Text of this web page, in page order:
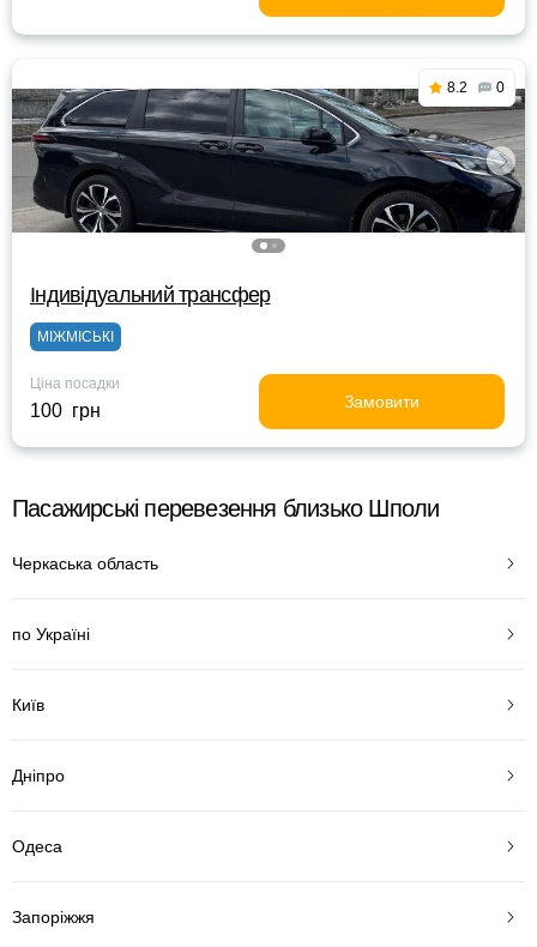
8.2 0
Індивідуальний трансфер
МІЖМІСЬКІ
Ціна посадки
100 грн Замовити
Пасажирські перевезення близько Шполи
Черкаська область
по Україні
Київ
Дніпро
Одеса
Запоріжжя